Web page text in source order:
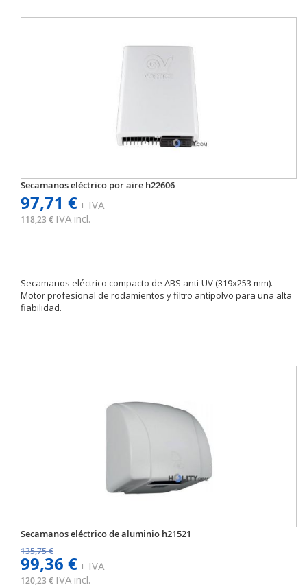
Secamanos eléctrico por aire h22606
97,71 €+ IVA
118,23 € IVA incl.
Secamanos eléctrico compacto de ABS anti-UV (319x253 mm).
Motor profesional de rodamientos y filtro antipolvo para una alta
fiabilidad.
Secamanos eléctrico de aluminio h21521
135,75 €
99,36 €+ IVA
120,23 € IVA incl.